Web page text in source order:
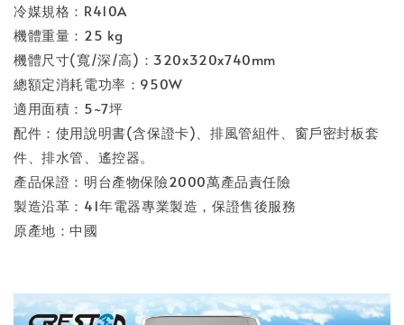
冷媒規格：R410A
機體重量：25 kg
機體尺寸(寬/深/高)：320x320x740mm
總額定消耗電功率：950W
適用面積：5~7坪
配件：使用說明書(含保證卡)、排風管組件、窗戶密封板套
件、排水管、遙控器。
產品保證：明台產物保險2000萬產品責任險
製造沿革：41年電器專業製造，保證售後服務
原產地：中國